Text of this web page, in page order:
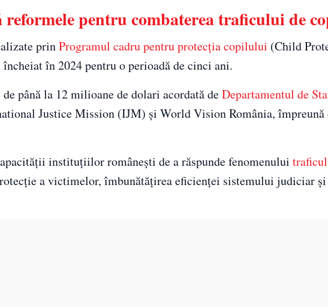
reformele pentru combaterea traficului de
prinProgramul cadru pentru protecția copilului (Child
în 2024 pentru o perioadă de cinci ani.
până la 12 milioane de dolari acordată deDepartamentul de
Justice Mission (IJM) și World Vision România, împreună
instituțiilor românești de a răspunde fenomenului
a victimelor, îmbunătățirea eficienței sistemului judiciar și